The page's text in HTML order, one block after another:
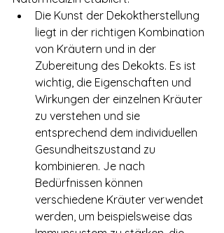
Die Kunst der Dekoktherstellung
liegt in der richtigen Kombination
von Kräutern und in der
Zubereitung des Dekokts. Es ist
wichtig, die Eigenschaften und
Wirkungen der einzelnen Kräuter
zu verstehen und sie
entsprechend dem individuellen
Gesundheitszustand zu
kombinieren. Je nach
Bedürfnissen können
verschiedene Kräuter verwendet
werden, um beispielsweise das